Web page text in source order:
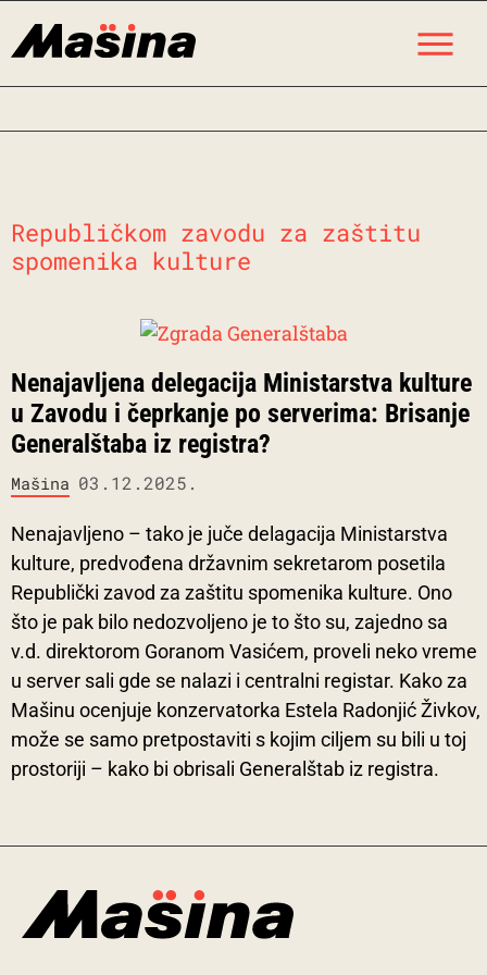
Republičkom zavodu za zaštitu
spomenika kulture
Nenajavljena delegacija Ministarstva kulture
u Zavodu i čeprkanje po serverima: Brisanje
Generalštaba iz registra?
Mašina 03.12.2025.
Nenajavljeno – tako je juče delagacija Ministarstva
kulture, predvođena državnim sekretarom posetila
Republički zavod za zaštitu spomenika kulture. Ono
što je pak bilo nedozvoljeno je to što su, zajedno sa
v.d. direktorom Goranom Vasićem, proveli neko vreme
u server sali gde se nalazi i centralni registar. Kako za
Mašinu ocenjuje konzervatorka Estela Radonjić Živkov,
može se samo pretpostaviti s kojim ciljem su bili u toj
prostoriji – kako bi obrisali Generalštab iz registra.